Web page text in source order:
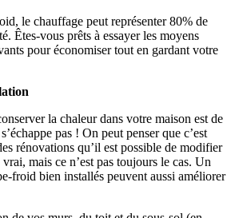
le chauffage peut représenter 80% de
Êtes-vous prêts à essayer les moyens
pour économiser tout en gardant votre
la chaleur dans votre maison est de
pas ! On peut penser que c’est
rénovations qu’il est possible de modifier
mais ce n’est pas toujours le cas. Un
froid bien installés peuvent aussi améliorer